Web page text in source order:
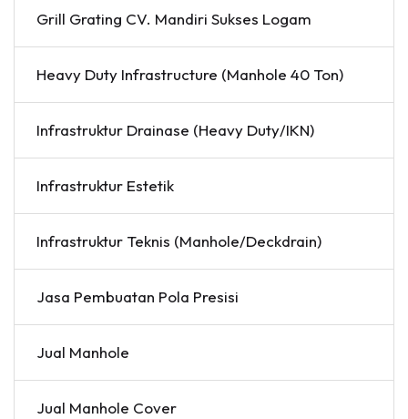
Grill Grating CV. Mandiri Sukses Logam
Heavy Duty Infrastructure (Manhole 40 Ton)
Infrastruktur Drainase (Heavy Duty/IKN)
Infrastruktur Estetik
Infrastruktur Teknis (Manhole/Deckdrain)
Jasa Pembuatan Pola Presisi
Jual Manhole
Jual Manhole Cover